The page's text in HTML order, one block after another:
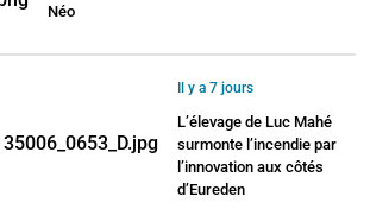
Néo
Il y a 7 jours
L’élevage de Luc Mahé
surmonte l’incendie par
l’innovation aux côtés
d’Eureden